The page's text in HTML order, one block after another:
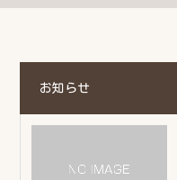
お知らせ